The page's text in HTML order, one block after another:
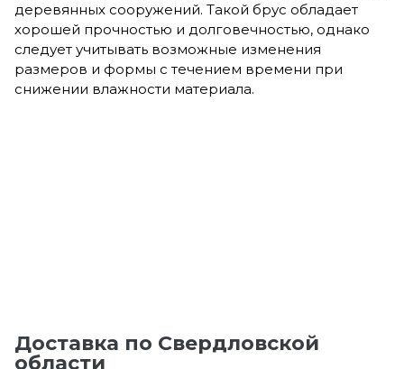
деревянных сооружений. Такой брус обладает
хорошей прочностью и долговечностью, однако
следует учитывать возможные изменения
размеров и формы с течением времени при
снижении влажности материала.
Доставка по Свердловской
области